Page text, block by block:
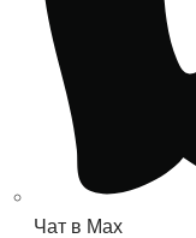
Чат в Max